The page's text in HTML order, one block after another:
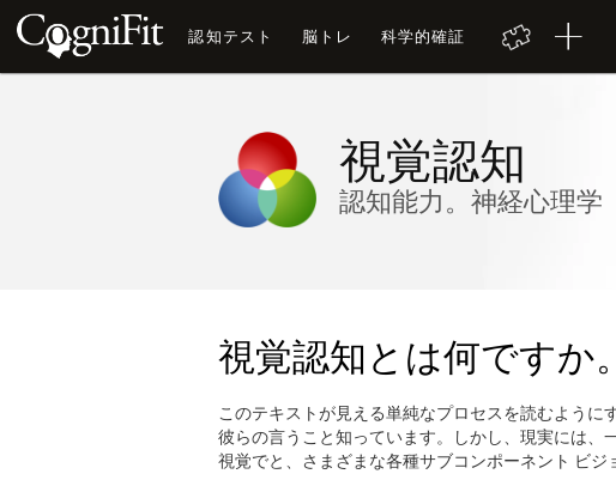
認知テスト 脳トレ 科学的確証
視覚認知
認知能力。神経心理学
視覚認知とは何ですか。
このテキストが見える単純なプロセスを読むように
彼らの言うこと知っています。しかし、現実には、
視覚でと、さまざまな各種サブコンポーネント ビジ